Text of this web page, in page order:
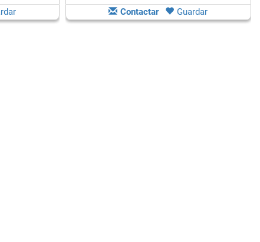
Contactar
Guardar